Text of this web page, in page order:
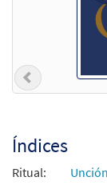
Previous
Índices
Ritual: